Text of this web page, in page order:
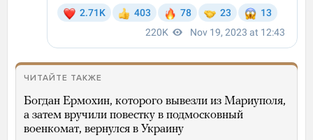
ЧИТАЙТЕ ТАКЖЕ
Богдан Ермохин, которого вывезли из Мариуполя,
а затем вручили повестку в подмосковный
военкомат, вернулся в Украину